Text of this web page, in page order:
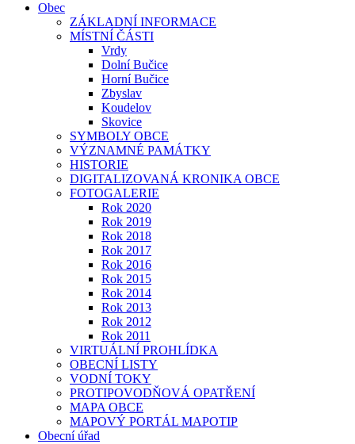
Obec
ZÁKLADNÍ INFORMACE
MÍSTNÍ ČÁSTI
Vrdy
Dolní Bučice
Horní Bučice
Zbyslav
Koudelov
Skovice
SYMBOLY OBCE
VÝZNAMNÉ PAMÁTKY
HISTORIE
DIGITALIZOVANÁ KRONIKA OBCE
FOTOGALERIE
Rok 2020
Rok 2019
Rok 2018
Rok 2017
Rok 2016
Rok 2015
Rok 2014
Rok 2013
Rok 2012
Rok 2011
VIRTUÁLNÍ PROHLÍDKA
OBECNÍ LISTY
VODNÍ TOKY
PROTIPOVODŇOVÁ OPATŘENÍ
MAPA OBCE
MAPOVÝ PORTÁL MAPOTIP
Obecní úřad